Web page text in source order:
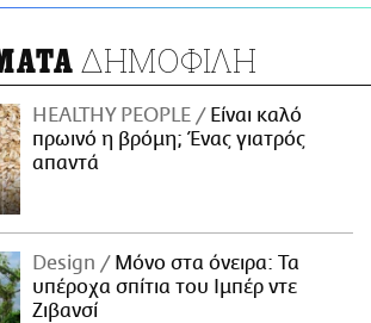
ΔΗΜΟΦΙΛΗ
HEALTHY PEOPLE
Είναι καλό
πρωινό η βρόμη; Ένας γιατρός
απαντά
Design
Μόνο στα όνειρα: Τα
υπέροχα σπίτια του Ιμπέρ ντε
Ζιβανσί